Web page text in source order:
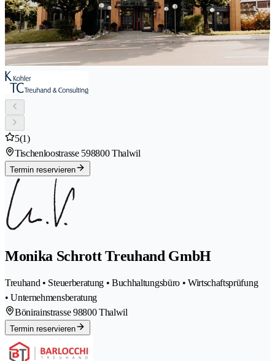
5(1)
Tischenloostrasse 598800 Thalwil
Termin reservieren
Monika Schrott Treuhand GmbH
Treuhand • Steuerberatung • Buchhaltungsbüro • Wirtschaftsprüfung
• Unternehmensberatung
Bönirainstrasse 98800 Thalwil
Termin reservieren